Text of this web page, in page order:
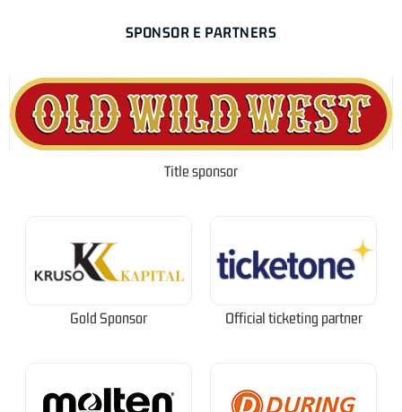
SPONSOR E PARTNERS
Title sponsor
Gold Sponsor Official ticketing partner